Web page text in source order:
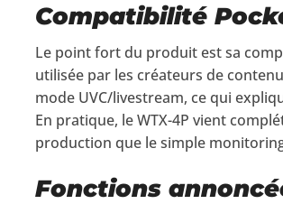
Compatibilité
Le point fort du produit est sa
utilisée par les créateurs de
mode UVC/livestream, ce qui
En pratique, le WTX-4P vient
production que le simple
Fonctions